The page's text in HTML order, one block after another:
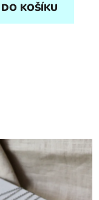
DO KOŠÍKU